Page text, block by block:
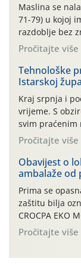
Maslina se
71-79) u kojoj
razdoblje bez
temperature
takvo sušno
temperatura na
(min. temp.
Pročitajte više
Tehnološke
Istarskoj
Kraj srpnja i
vrijeme. S
svim praćenim
maksimalne
vizualno,
negativan
više godina […]
Pročitajte više
Obavijest o
ambalaže od
Prima se
zaštitu bilja
CROCPA EKO
ambalaža
bilja (npr.
Pročitajte više